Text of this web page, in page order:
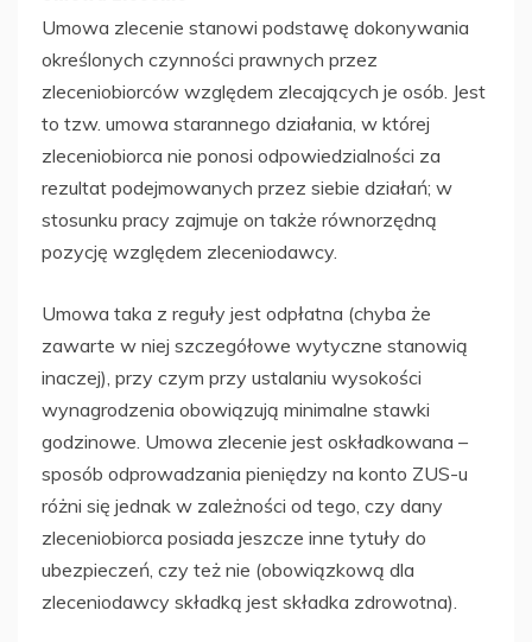
Umowa zlecenie stanowi podstawę dokonywania
określonych czynności prawnych przez
zleceniobiorców względem zlecających je osób. Jest
to tzw. umowa starannego działania, w której
zleceniobiorca nie ponosi odpowiedzialności za
rezultat podejmowanych przez siebie działań; w
stosunku pracy zajmuje on także równorzędną
pozycję względem zleceniodawcy.
Umowa taka z reguły jest odpłatna (chyba że
zawarte w niej szczegółowe wytyczne stanowią
inaczej), przy czym przy ustalaniu wysokości
wynagrodzenia obowiązują minimalne stawki
godzinowe. Umowa zlecenie jest oskładkowana –
sposób odprowadzania pieniędzy na konto ZUS-u
różni się jednak w zależności od tego, czy dany
zleceniobiorca posiada jeszcze inne tytuły do
ubezpieczeń, czy też nie (obowiązkową dla
zleceniodawcy składką jest składka zdrowotna).